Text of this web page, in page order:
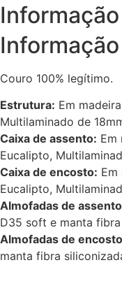
Couro 100% legítimo.
Estrutura: Em
Multilaminado de
Caixa de assento: Em
Eucalipto,
Caixa de encosto:
Eucalipto,
Almofadas de
D35 soft e manta
Almofadas de
manta fibra